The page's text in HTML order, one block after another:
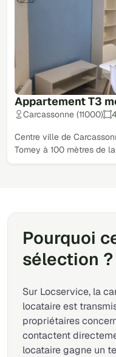
Appartement T3
Carcassonne (11000)
Centre ville de
Tomey à 100 mètres de
Pourquoi
sélection ?
Sur Locservice, la
locataire est
propriétaires
contactent
locataire gagne un